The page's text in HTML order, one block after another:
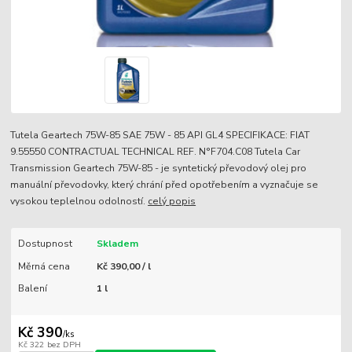
Tutela Geartech 75W-85 SAE 75W - 85 API GL4 SPECIFIKACE: FIAT
9.55550 CONTRACTUAL TECHNICAL REF. N°F704.C08 Tutela Car
Transmission Geartech 75W-85 - je syntetický převodový olej pro
manuální převodovky, který chrání před opotřebením a vyznačuje se
vysokou teplelnou odolností. celý popis
Dostupnost
Skladem
Měrná cena
Kč 390,00 / l
Balení
1 l
Kč 390/ks
Kč 322 bez DPH